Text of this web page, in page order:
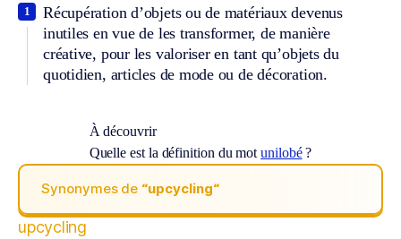
Récupération d’objets ou de matériaux devenus
inutiles en vue de les transformer, de manière
créative, pour les valoriser en tant qu’objets du
quotidien, articles de mode ou de décoration.
1
À découvrir
Quelle est la définition du motunilobé?
Synonymes de “upcycling“
upcycling